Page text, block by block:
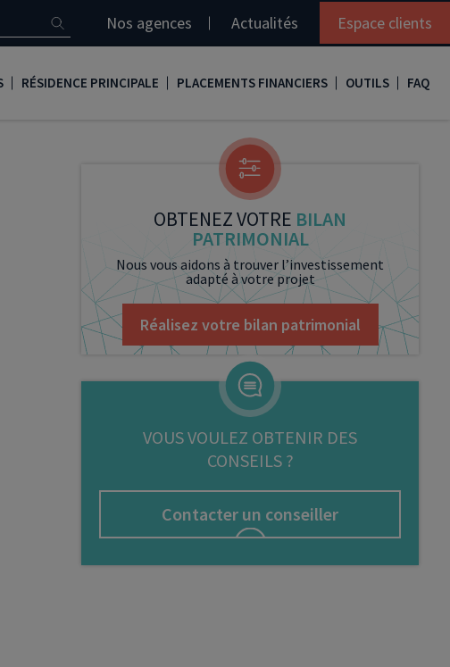
Nos agences Actualités Espace clients
RÉSIDENCE PRINCIPALE
Renégocier son crédit immobilier
PLACEMENTS FINANCIERS
PEA
Loi Madelin
SCPI
OUTILS
Simulation loi Denormandie
Comment réaliser son bilan patrimonial ?
Le guide de la loi Denormandie 2026
Simulation prêt immobilier
Nos vidéos
Nos Podcasts
FAQ
OBTENEZ VOTRE BILAN
PATRIMONIAL
Nous vous aidons à trouver l’investissement
adapté à votre projet
Réalisez votre bilan patrimonial
VOUS VOULEZ OBTENIR DES
CONSEILS ?
Contacter un conseiller